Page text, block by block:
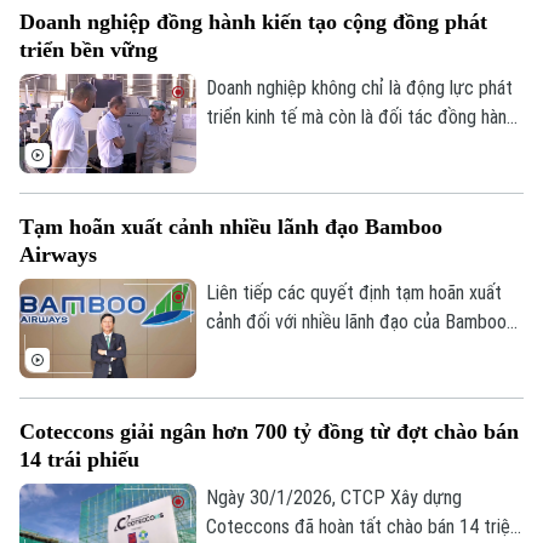
Tư vấn sức khỏe
Quần vợt
Golf
Tin tức
Sao
Điện ảnh
Thời trang
Đã phát sóng
ngành, nhằm xử lý hồ sơ tồn đọng, ngăn
nhân để vi phạm pháp luật.
Doanh nghiệp đồng hành kiến tạo cộng đồng phát
triển bền vững
Doanh nghiệp không chỉ là động lực phát
triển kinh tế mà còn là đối tác đồng hành
Lâm và Phúc Thịnh, nhiều doanh nghiệp đã
đồng hành cùng địa phương để hiện thực
hóa các mục tiêu của đề án.
Tạm hoãn xuất cảnh nhiều lãnh đạo Bamboo
Airways
Liên tiếp các quyết định tạm hoãn xuất
cảnh đối với nhiều lãnh đạo của Bamboo
nghiệp.
Coteccons giải ngân hơn 700 tỷ đồng từ đợt chào bán
14 trái phiếu
Ngày 30/1/2026, CTCP Xây dựng
Coteccons đã hoàn tất chào bán 14 triệu